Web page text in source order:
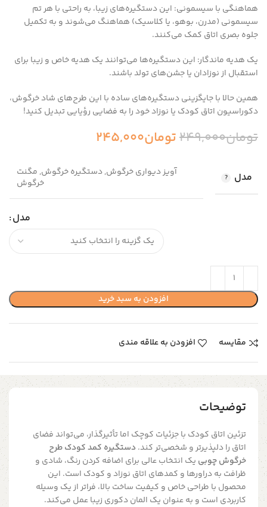
هماهنگی با سیسمونی: این دستگیره‌های زیبا، به راحتی با هر تم
سیسمونی (مدرن، بوهو، یا کلاسیک) هماهنگ می‌شوند و به تکمیل
جلوه بصری اتاق کمک می‌کنند.
یک هدیه ماندگار: این دستگیره‌ها می‌توانند یک هدیه خاص و زیبا برای
استقبال از نوزادان یا جشن‌های تولد باشند.
همین حالا با جایگزینی دستگیره‌های ساده با این طرح‌های شاد خرگوش،
دکوراسیون اتاق کودک یا نوزاد خود را به فضایی رؤیایی تبدیل کنید!
تومان249,000تومان245,000
مدل
آویز دیواری خرگوش, دستگیره خرگوش, مگنت
خرگوش
مدل
افزودن به سبد خرید
مقایسه افزودن به علاقه مندی
توضیحات
تزئین اتاق کودک با جزئیات کوچک اما تأثیرگذار، می‌تواند فضای
اتاق را دلپذیرتر و شخصی‌تر کند. دستگیره کمد کودک طرح
خرگوش چوبی یک انتخاب عالی برای اضافه کردن رنگ، شادی و
ظرافت به دراورها و کمدهای اتاق نوزاد و کودک است. این
محصول با طراحی خاص و کیفیت ساخت بالا، فراتر از یک وسیله
کاربردی است و به عنوان یک المان دکوری زیبا عمل می‌کند.